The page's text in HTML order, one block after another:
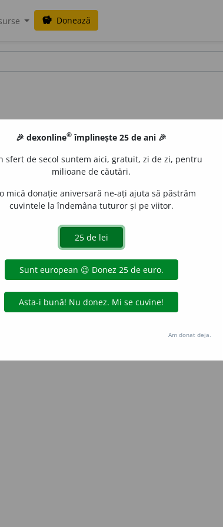
savings Donează
© 2004-2026 dexonline (https://dexonline.ro)
pe acest site, inclusiv prin orice metode de extragere automată
scris, cu excepția seturilor de date oferite oficial spre utilizare
Hosterion
🎉 dexonline® împlinește 25 de ani 🎉
sfert de secol suntem aici, gratuit, zi de zi, pentru
milioane de căutări.
mică donație aniversară ne-ați ajuta să păstrăm
cuvintele la îndemâna tuturor și pe viitor.
Am donat deja.